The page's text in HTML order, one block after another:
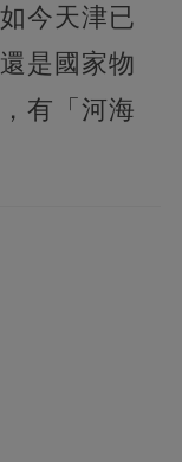
今天津已
是國家物
有「河海